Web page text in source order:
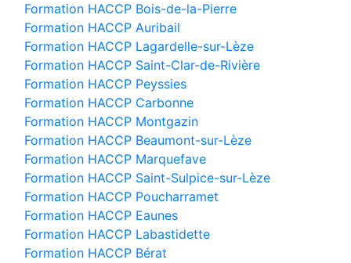
Formation HACCP Bois-de-la-Pierre
Formation HACCP Auribail
Formation HACCP Lagardelle-sur-Lèze
Formation HACCP Saint-Clar-de-Rivière
Formation HACCP Peyssies
Formation HACCP Carbonne
Formation HACCP Montgazin
Formation HACCP Beaumont-sur-Lèze
Formation HACCP Marquefave
Formation HACCP Saint-Sulpice-sur-Lèze
Formation HACCP Poucharramet
Formation HACCP Eaunes
Formation HACCP Labastidette
Formation HACCP Bérat